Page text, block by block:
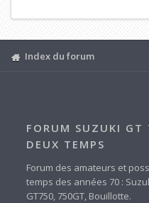
Index du forum
FORUM SUZUKI GT
DEUX TEMPS
Forum des amateurs et
temps des années 70 :
GT750, 750GT, Bouillotte.